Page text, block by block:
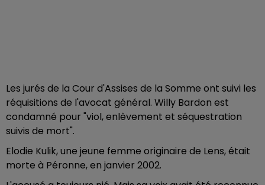
Les jurés de la Cour d'Assises de la Somme ont suivi les
réquisitions de l'avocat général. Willy Bardon est
condamné pour "viol, enlèvement et séquestration
suivis de mort".
Elodie Kulik, une jeune femme originaire de Lens, était
morte à Péronne, en janvier 2002.